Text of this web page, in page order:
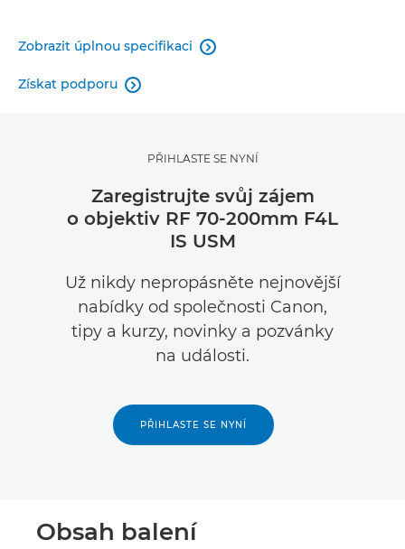
Zobrazit úplnou specifikaci 
Získat podporu 
PŘIHLASTE SE NYNÍ
Zaregistrujte svůj zájem
o objektiv RF 70-200mm F4L
IS USM
Už nikdy nepropásněte nejnovější
nabídky od společnosti Canon,
tipy a kurzy, novinky a pozvánky
na události.
PŘIHLASTE SE NYNÍ
Obsah balení